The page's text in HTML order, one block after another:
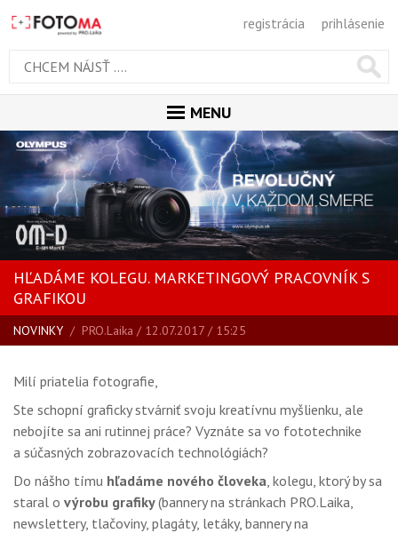
registrácia prihlásenie
MENU
ÚVOD
MAGAZÍN
VŠETKY ČLÁNKY
RECENZIE
NOVINKY
BLOG
SPRIEVODCA KÚPOU
ŠKOLA FOTOGRAFIE
GALÉRIA
PORADŇA
SÚŤAŽE
KALENDÁR AKCIÍ
HĽADÁME KOLEGU. MARKETINGOVÝ PRACOVNÍK S
GRAFIKOU
NOVINKY / PRO.Laika / 12.07.2017 / 15:25
Milí priatelia fotografie,
Ste schopní graficky stvárniť svoju kreatívnu myšlienku, ale
nebojíte sa ani rutinnej práce? Vyznáte sa vo fototechnike
a súčasných zobrazovacích technológiách?
Do nášho tímu hľadáme nového človeka, kolegu, ktorý by sa
staral o výrobu grafiky(bannery na stránkach PRO.Laika,
newslettery, tlačoviny, plagáty, letáky, bannery na